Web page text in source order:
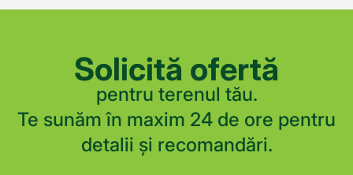
Solicită ofertă
pentru terenul tău.
Te sunăm în maxim 24 de ore pentru
detalii și recomandări.